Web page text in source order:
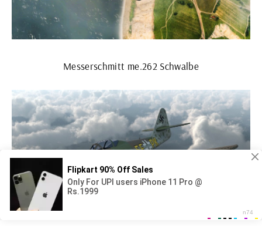
Messerschmitt me.262 Schwalbe